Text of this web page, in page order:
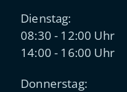
Dienstag:
08:30 - 12:00 Uhr
14:00 - 16:00 Uhr
Donnerstag: